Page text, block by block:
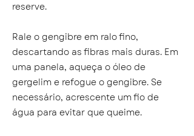
reserve.
Rale o gengibre em ralo fino,
descartando as fibras mais duras. Em
uma panela, aqueça o óleo de
gergelim e refogue o gengibre. Se
necessário, acrescente um fio de
água para evitar que queime.